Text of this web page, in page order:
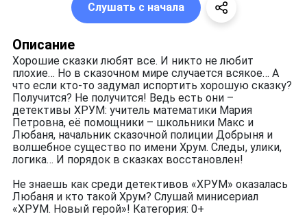
Описание
Хорошие сказки любят все. И никто не любит
плохие… Но в сказочном мире случается всякое… А
что если кто-то задумал испортить хорошую сказку?
Получится? Не получится! Ведь есть они –
детективы ХРУМ: учитель математики Мария
Петровна, её помощники – школьники Макс и
Любаня, начальник сказочной полиции Добрыня и
волшебное существо по имени Хрум. Следы, улики,
логика… И порядок в сказках восстановлен!
Не знаешь как среди детективов «ХРУМ» оказалась
Любаня и кто такой Хрум? Слушай минисериал
«ХРУМ. Новый герой»! Категория: 0+
Слушать с начала